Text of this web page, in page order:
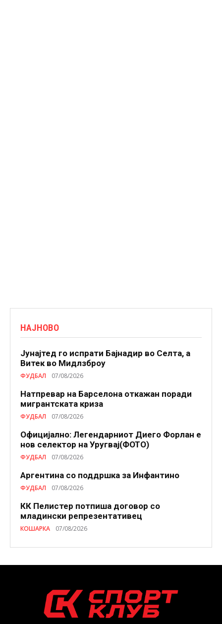
НАЈНОВО
Јунајтед го испрати Бајнадир во Селта, а
Витек во Мидлзброу
ФУДБАЛ 07/08/2026
Натпревар на Барселона откажан поради
мигрантската криза
ФУДБАЛ 07/08/2026
Официјално: Легендарниот Диего Форлан е
нов селектор на Уругвај(ФОТО)
ФУДБАЛ 07/08/2026
Аргентина со поддршка за Инфантино
ФУДБАЛ 07/08/2026
КК Пелистер потпиша договор со
младински репрезентативец
КОШАРКА 07/08/2026